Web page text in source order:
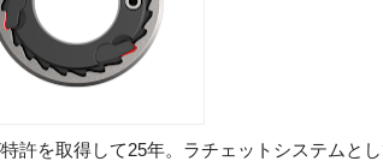
許を取得して25年。ラチェットシステムと